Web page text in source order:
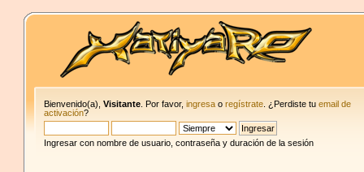
Bienvenido(a),Visitante . Por favor,ingresa oregístrate . ¿Perdiste tuemail de
activación?
Ingresar con nombre de usuario, contraseña y duración de la sesión